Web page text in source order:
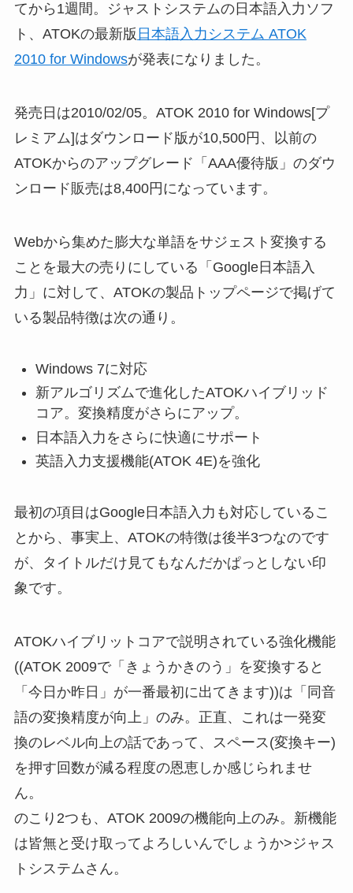
てから1週間。ジャストシステムの日本語入力ソフ
ト、ATOKの最新版 日本語入力システム ATOK
2010 for Windowsが発表になりました。
発売日は2010/02/05。ATOK 2010 for Windows[プ
レミアム]はダウンロード版が10,500円、以前の
ATOKからのアップグレード「AAA優待版」のダウ
ンロード販売は8,400円になっています。
Webから集めた膨大な単語をサジェスト変換する
ことを最大の売りにしている「Google日本語入
力」に対して、ATOKの製品トップページで掲げて
いる製品特徴は次の通り。
Windows 7に対応
新アルゴリズムで進化したATOKハイブリッド
コア。変換精度がさらにアップ。
日本語入力をさらに快適にサポート
英語入力支援機能(ATOK 4E)を強化
最初の項目はGoogle日本語入力も対応しているこ
とから、事実上、ATOKの特徴は後半3つなのです
が、タイトルだけ見てもなんだかぱっとしない印
象です。
ATOKハイブリットコアで説明されている強化機能
((ATOK 2009で「きょうかきのう」を変換すると
「今日か昨日」が一番最初に出てきます))は「同音
語の変換精度が向上」のみ。正直、これは一発変
換のレベル向上の話であって、スペース(変換キー)
を押す回数が減る程度の恩恵しか感じられませ
ん。
のこり2つも、ATOK 2009の機能向上のみ。新機能
は皆無と受け取ってよろしいんでしょうか>ジャス
トシステムさん。